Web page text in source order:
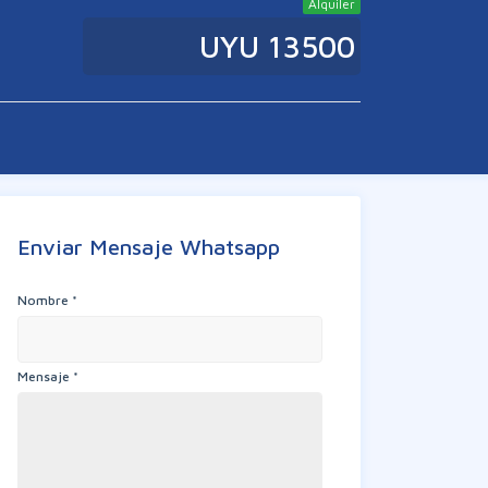
Alquiler
UYU 13500
Enviar Mensaje Whatsapp
Nombre *
Mensaje *